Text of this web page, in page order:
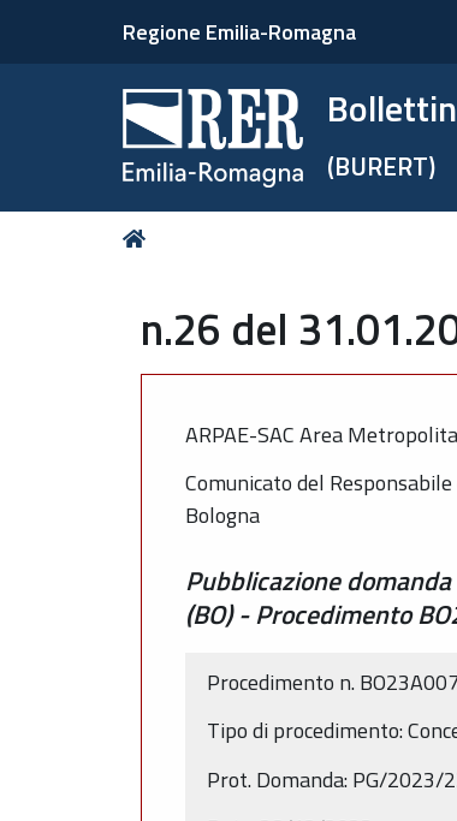
Regione Emilia-Romagna
(BURERT)
Tu
n.26 del
ARPAE-SAC Area
Comunicato del
Bologna
Pubblicazione
(BO) - Procedimento
Procedimento n.
Tipo di procedimento:
Prot. Domanda: PG/2023/